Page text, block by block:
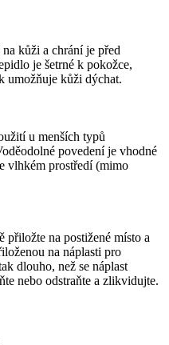
kůži a chrání je před
je šetrné k pokožce,
umožňuje kůži dýchat.
u menších typů
povedení je vhodné
vlhkém prostředí (mimo
na postižené místo a
na náplasti pro
dlouho, než se náplast
nebo odstraňte a zlikvidujte.